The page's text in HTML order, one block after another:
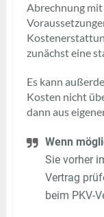
Abrechnung
zunächst eine
Es kann
Kosten nicht
dann aus
Wenn
Sie vorher
Vertrag
beim PKV-